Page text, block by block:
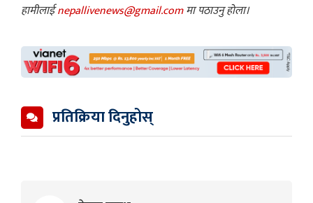
हामीलाईnepallivenews@gmail.comमा पठाउनु होला।
प्रतिक्रिया दिनुहोस्